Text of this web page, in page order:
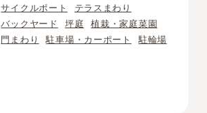
サイクルポート
テラスまわり
バックヤード
坪庭
植栽・家庭菜園
門まわり
駐車場・カーポート 駐輪場